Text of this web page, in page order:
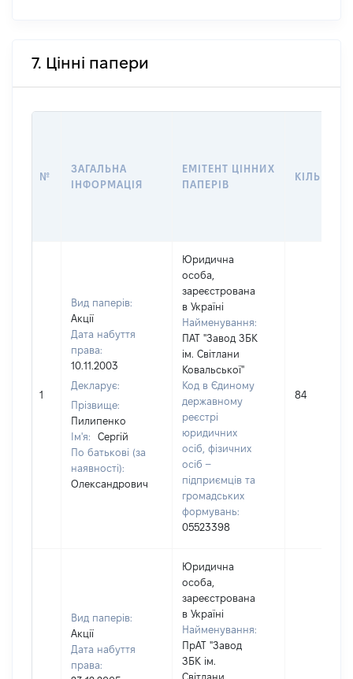
7. Цінні папери
№
ЗАГАЛЬНА
ІНФОРМАЦІЯ
ЕМІТЕНТ ЦІННИХ
ПАПЕРІВ
КІЛЬКІСТЬ
1
Вид паперів:
Акції
Дата набуття
права:
10.11.2003
Декларує:
Прізвище:
Пилипенко
Ім'я:
Сергій
По батькові (за
наявності):
Олександрович
Юридична
особа,
зареєстрована
в Україні
Найменування:
ПАТ "Завод ЗБК
ім. Світлани
Ковальської"
Код в Єдиному
державному
реєстрі
юридичних
осіб, фізичних
осіб –
підприємців та
громадських
формувань:
05523398
84
Вид паперів:
Акції
Дата набуття
права:
Юридична
особа,
зареєстрована
в Україні
Найменування:
ПрАТ "Завод
ЗБК ім.
Світлани